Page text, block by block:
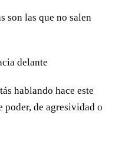
son las que no salen
delante
hablando hace este
poder, de agresividad o